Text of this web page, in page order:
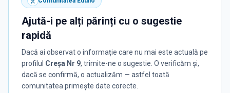
Ajută-i pe alți părinți cu o sugestie
rapidă
Dacă ai observat o informație care nu mai este actuală pe
profilul Creșa Nr 9, trimite-ne o sugestie. O verificăm și,
dacă se confirmă, o actualizăm — astfel toată
comunitatea primește date corecte.